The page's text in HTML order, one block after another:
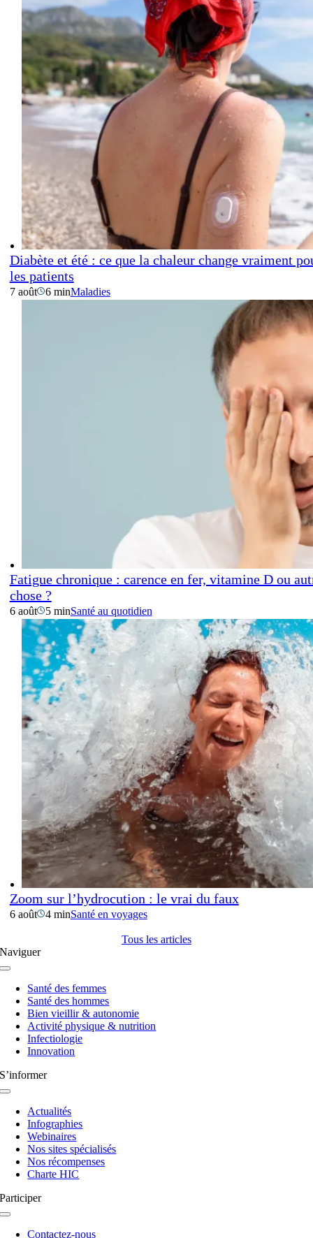
Diabète et été : ce que la chaleur change vraiment
les patients
7 août 6 minMaladies
Fatigue chronique : carence en fer, vitamine D ou
chose ?
6 août 5 minSanté au quotidien
Zoom sur l’hydrocution : le vrai du faux
6 août 4 minSanté en voyages
Tous les articles
Naviguer
Navigation
basculeSanté des femmes
Santé des hommes
Bien vieillir & autonomie
Activité physique & nutrition
Infectiologie
Innovation
S’informer
Navigation
basculeActualités
Infographies
Webinaires
Nos sites spécialisés
Nos récompenses
Charte HIC
Participer
Navigation
Contactez-nous